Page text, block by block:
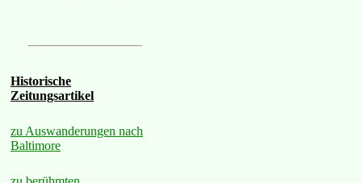
Historische
Zeitungsartikel
zu Auswanderungen nach
Baltimore